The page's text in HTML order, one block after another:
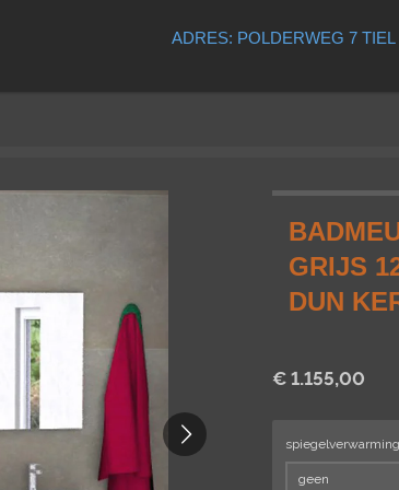
ADRES: POLDERWEG 7 TIEL
GRIJS
DUN
€ 1.155,00
spiegelverwarming